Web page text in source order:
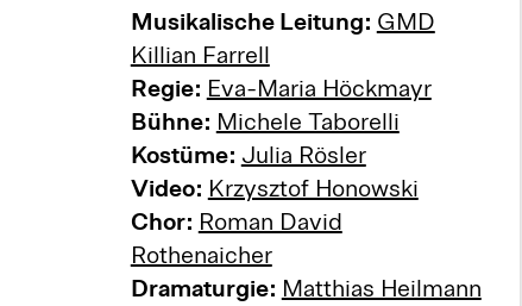
Musikalische Leitung: GMD
Killian Farrell
Regie: Eva-Maria Höckmayr
Bühne: Michele Taborelli
Kostüme: Julia Rösler
Video: Krzysztof Honowski
Chor: Roman David
Rothenaicher
Dramaturgie: Matthias Heilmann